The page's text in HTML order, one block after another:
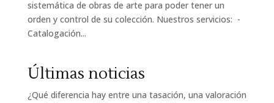
sistemática de obras de arte para poder tener un
orden y control de su colección. Nuestros servicios: -
Catalogación...
Últimas noticias
¿Qué diferencia hay entre una tasación, una valoración